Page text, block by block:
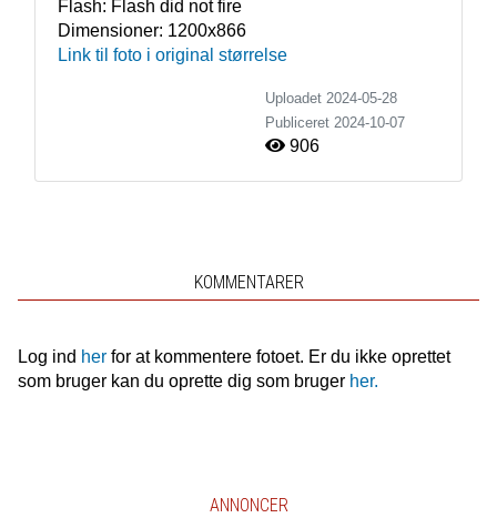
Flash: Flash did not fire
Dimensioner: 1200x866
Link til foto i original størrelse
Uploadet 2024-05-28
Publiceret 2024-10-07
906
KOMMENTARER
Log ind herfor at kommentere fotoet. Er du ikke oprettet
som bruger kan du oprette dig som bruger her.
ANNONCER